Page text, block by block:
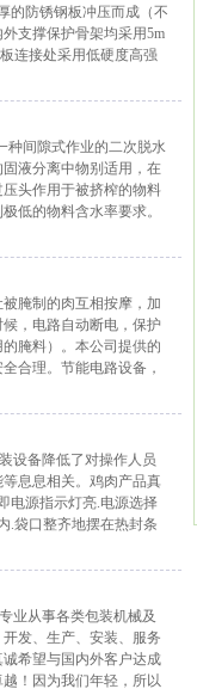
的防锈钢板冲压而成（不
支撑保护骨架均采用5m
连接处采用低硬度高强
种间隙式作业的二次脱水
液分离中物别适用，在
头作用于被挤榨的物料
低的物料含水率要求。
被腌制的肉互相按摩，加
，电路自动断电，保护
腌料）。本公司提供的
合理。节能电路设备，
设备降低了对操作人员
息息相关。鸡肉产品真
电源指示灯亮.电源选择
.袋口整齐地摆在热封条
业从事各类包装机械及
发、生产、安装、服务
希望与国内外客户达成
！因为我们年轻，所以